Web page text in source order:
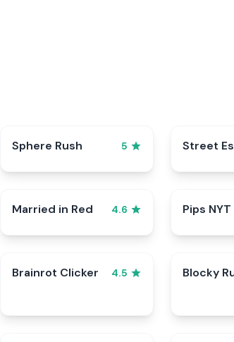
Sphere Rush 5 Street
Married in Red 4.6 Pips NYT
Brainrot Clicker 4.5 Blocky